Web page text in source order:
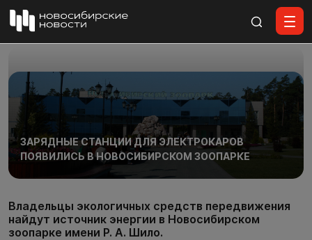
ЗАРЯДНЫЕ СТАНЦИИ ДЛЯ ЭЛЕКТРОКАРОВ
ПОЯВИЛИСЬ В НОВОСИБИРСКОМ ЗООПАРКЕ
Владельцы экологичных средств передвижения
найдут источник энергии в Новосибирском
зоопарке имени Р. А. Шило.